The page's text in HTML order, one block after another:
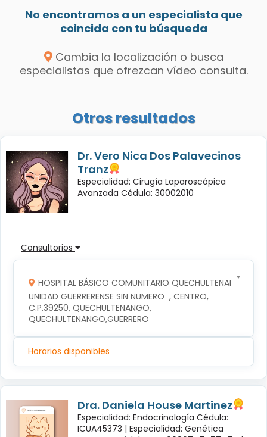
No encontramos a un especialista que
coincida con tu búsqueda
Cambia la localización o busca
especialistas que ofrezcan vídeo consulta.
Otros resultados
Dr. Vero Nica Dos Palavecinos
Tranz
Especialidad: Cirugía Laparoscópica
Avanzada Cédula: 30002010
Consultorios
HOSPITAL BÁSICO COMUNITARIO QUECHULTENANGO
UNIDAD GUERRERENSE SIN NUMERO  , CENTRO,
C.P.39250, QUECHULTENANGO,
QUECHULTENANGO,GUERRERO
Horarios disponibles
Dra. Daniela House Martinez
Especialidad: Endocrinología Cédula:
ICUA45373 | Especialidad: Genética